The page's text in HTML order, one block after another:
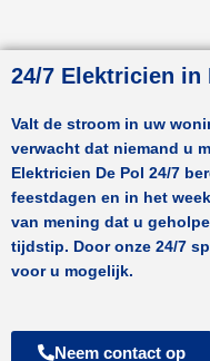
24/7 Elektricien in
Valt de stroom in uw
verwacht dat niemand u
Elektricien De Pol 24/7
feestdagen en in het
van mening dat u
tijdstip. Door onze 24/7
voor u mogelijk.
Neem contact op